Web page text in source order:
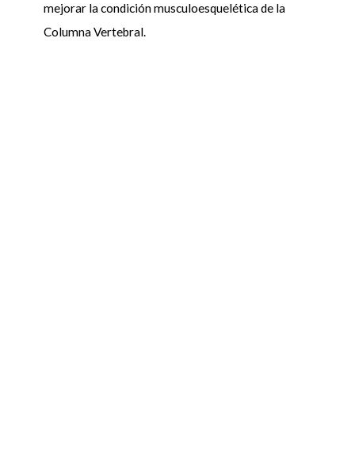
mejorar la condición musculoesquelética de la
Columna Vertebral.